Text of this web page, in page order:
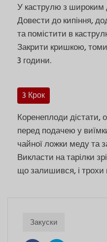
У каструлю з широким
Довести до кипіння,
та помістити в
Закрити кришкою,
3 години.
3 Крок
Коренеплоди дістати,
перед подачею у
чайної ложки меду та
Викласти на тарілки
що залишився, і
Закуски